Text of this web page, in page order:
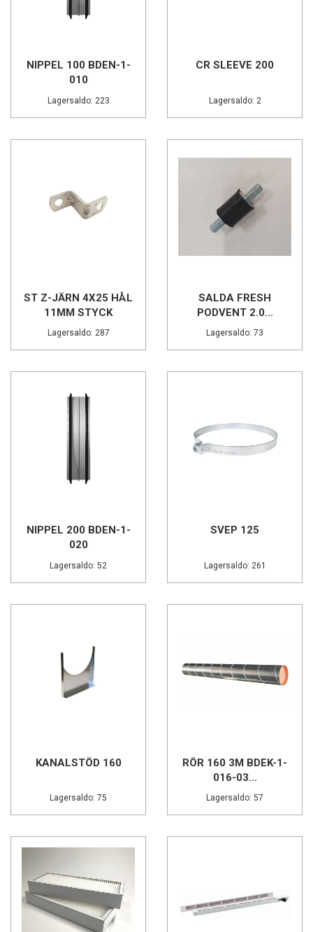
NIPPEL 100 BDEN-1-
010
Lagersaldo: 223
CR SLEEVE 200
Lagersaldo: 2
ST Z-JÄRN 4X25 HÅL
11MM STYCK
Lagersaldo: 287
SALDA FRESH
PODVENT 2.0...
Lagersaldo: 73
NIPPEL 200 BDEN-1-
020
Lagersaldo: 52
SVEP 125
Lagersaldo: 261
KANALSTÖD 160
Lagersaldo: 75
RÖR 160 3M BDEK-1-
016-03...
Lagersaldo: 57